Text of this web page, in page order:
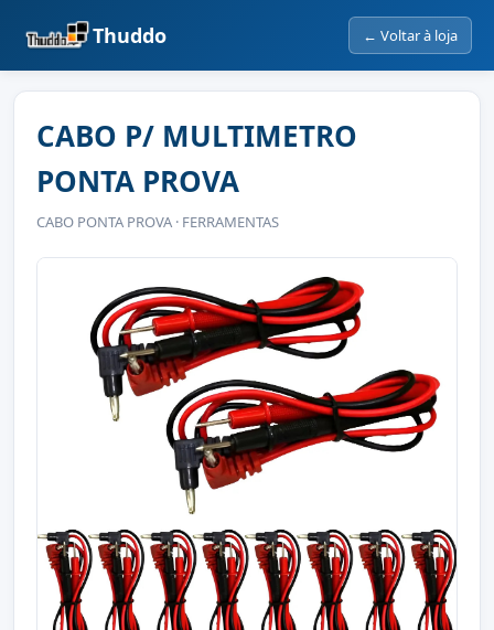
Thuddo ← Voltar à loja
CABO P/ MULTIMETRO
PONTA PROVA
CABO PONTA PROVA · FERRAMENTAS